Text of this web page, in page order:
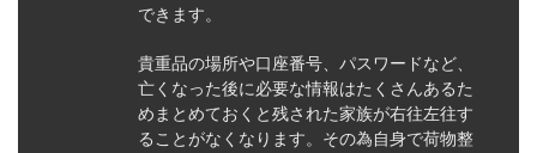
できます。
貴重品の場所や口座番号、パスワードなど、
亡くなった後に必要な情報はたくさんあるた
めまとめておくと残された家族が右往左往す
ることがなくなります。その為自身で荷物整